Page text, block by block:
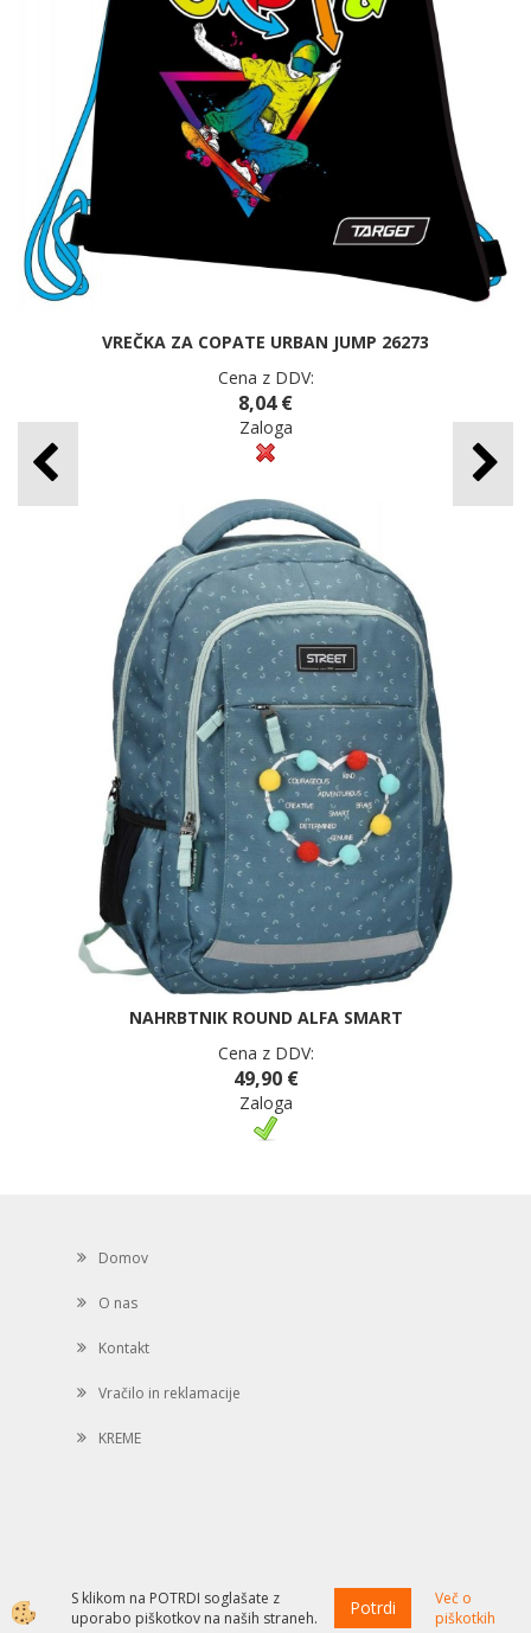
VREČKA ZA COPATE URBAN JUMP 26273
Cena z DDV:
8,04 €
Zaloga
NAHRBTNIK ROUND ALFA SMART
Cena z DDV:
49,90 €
Zaloga
Domov
O nas
Kontakt
Vračilo in reklamacije
KREME
Izdelava spletne trgovine
S klikom na POTRDI soglašate z
uporabo piškotkov na naših straneh.
Potrdi
Več o
piškotkih